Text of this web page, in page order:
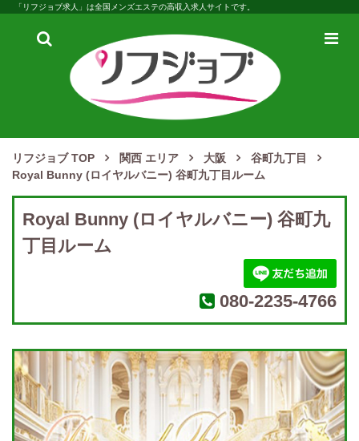
「リフジョブ求人」は全国メンズエステの高収入求人サイトです。
検
メ
リフジョブ TOP 関西 エリア 大阪
谷町九丁目
Royal Bunny (ロイヤルバニー) 谷町九丁目ルーム
Royal Bunny (ロイヤルバニー) 谷町九
丁目ルーム
080-2235-4766